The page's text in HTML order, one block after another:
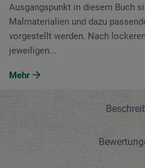
Ausgangspunkt in diesem Buch
Malmaterialien und dazu
vorgestellt werden. Nach
jeweiligen...
Mehr